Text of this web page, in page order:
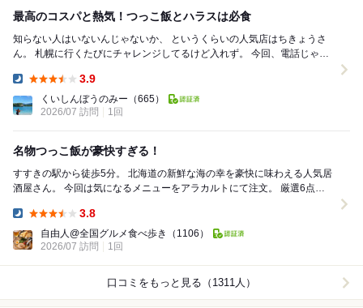
最高のコスパと熱気！つっこ飯とハラスは必食
知らない人はいないんじゃないか、 というくらいの人気店はちきょうさ
ん。 札幌に行くたびにチャレンジしてるけど入れず。 今回、電話じゃな
3.9
くいしんぼうのみー （665）
2026/07 訪問
1回
名物つっこ飯が豪快すぎる！
すすきの駅から徒歩5分。 北海道の新鮮な海の幸を豪快に味わえる人気居
酒屋さん。 今回は気になるメニューをアラカルトにて注文。 厳選6点盛
3.8
自由人@全国グルメ食べ歩き
（1106）
2026/07 訪問
1回
口コミをもっと見る（1311人）